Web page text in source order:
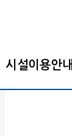
시설이용안내